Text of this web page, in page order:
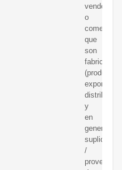
o
que
son
fabricantes
y
en
general
suplidores
/